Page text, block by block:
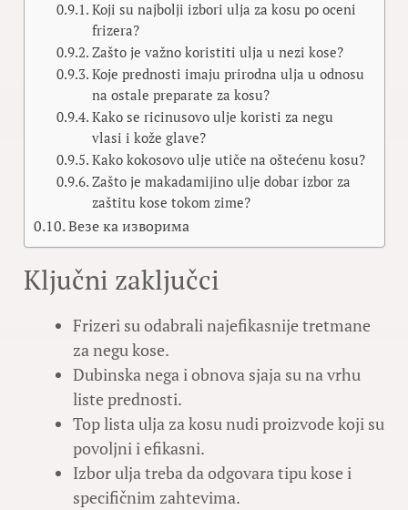
Koji su najbolji izbori ulja za kosu po oceni
frizera?
Zašto je važno koristiti ulja u nezi kose?
Koje prednosti imaju prirodna ulja u odnosu
na ostale preparate za kosu?
Kako se ricinusovo ulje koristi za negu
vlasi i kože glave?
Kako kokosovo ulje utiče na oštećenu kosu?
Zašto je makadamijino ulje dobar izbor za
zaštitu kose tokom zime?
Везе ка изворима
Ključni zaključci
Frizeri su odabrali najefikasnije tretmane
za negu kose.
Dubinska nega i obnova sjaja su na vrhu
liste prednosti.
Top lista ulja za kosu nudi proizvode koji su
povoljni i efikasni.
Izbor ulja treba da odgovara tipu kose i
specifičnim zahtevima.